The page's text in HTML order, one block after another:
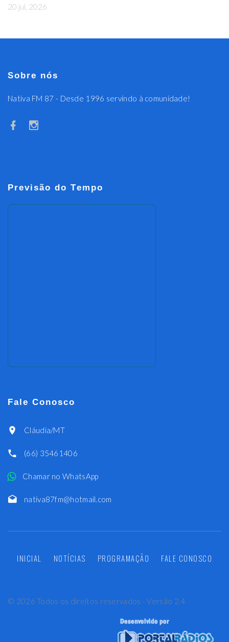
20 jul, 2026
Sobre nós
Nativa FM 87 - Desde 1996 servindo à comunidade!
Previsão do Tempo
Fale Conosco
Cláudia/MT
(66) 35461406
Chamar no WhatsApp
nativa87fm@hotmail.com
INICIAL NOTÍCIAS PROGRAMAÇÃO FALE CONOSCO
© 2026 Todos os direitos reservados - Versão 2.4